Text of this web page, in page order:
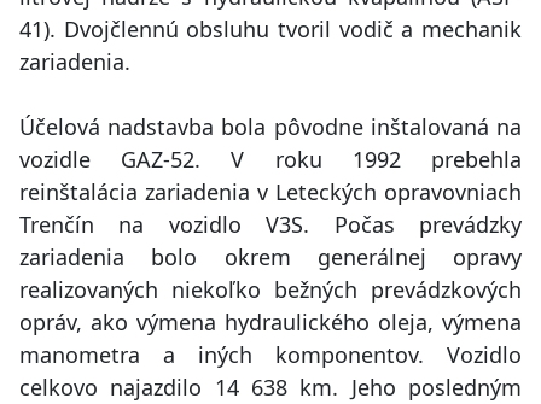
41). Dvojčlennú obsluhu tvoril vodič a mechanik
zariadenia.
Účelová nadstavba bola pôvodne inštalovaná na
vozidle GAZ-52. V roku 1992 prebehla
reinštalácia zariadenia v Leteckých opravovniach
Trenčín na vozidlo V3S. Počas prevádzky
zariadenia bolo okrem generálnej opravy
realizovaných niekoľko bežných prevádzkových
opráv, ako výmena hydraulického oleja, výmena
manometra a iných komponentov. Vozidlo
celkovo najazdilo 14 638 km. Jeho posledným